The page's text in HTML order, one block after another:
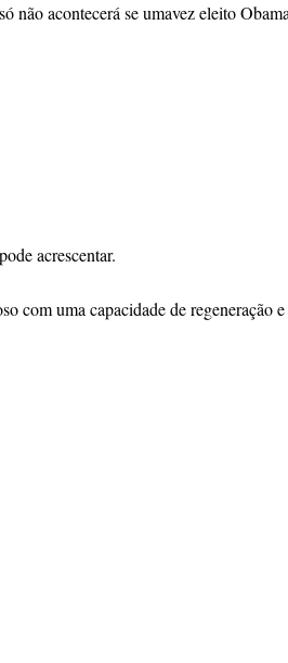
acontecerá se umavez eleito
acrescentar.
com uma capacidade de